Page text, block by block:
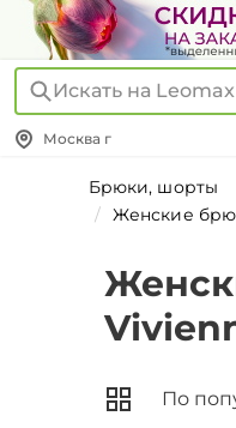
Искать на Leomax
Москва г
Брюки, шорты
Женские